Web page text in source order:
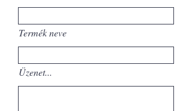
Termék neve
Üzenet...